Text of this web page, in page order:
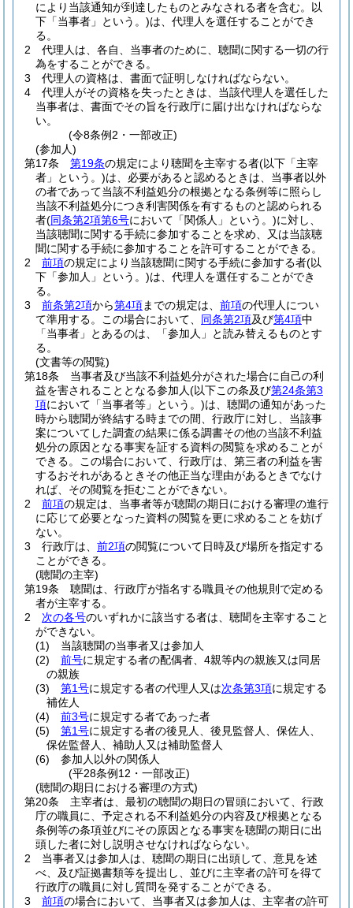
により当該通知が到達したものとみなされる者を含む。以
下「当事者」という。)は、代理人を選任することができ
る。
2
代理人は、各自、当事者のために、聴聞に関する一切の行
為をすることができる。
3
代理人の資格は、書面で証明しなければならない。
4
代理人がその資格を失ったときは、当該代理人を選任した
当事者は、書面でその旨を行政庁に届け出なければならな
い。
(令8条例2・一部改正)
(参加人)
第17条
第19条の規定により聴聞を主宰する者(以下「主宰
者」という。)は、必要があると認めるときは、当事者以外
の者であって当該不利益処分の根拠となる条例等に照らし
当該不利益処分につき利害関係を有するものと認められる
者(同条第2項第6号において「関係人」という。)に対し、
当該聴聞に関する手続に参加することを求め、又は当該聴
聞に関する手続に参加することを許可することができる。
2
前項の規定により当該聴聞に関する手続に参加する者(以
下「参加人」という。)は、代理人を選任することができ
る。
3
前条第2項から第4項までの規定は、 前項の代理人につい
て準用する。
この場合において、 同条第2項及び第4項中
「当事者」とあるのは、「参加人」と読み替えるものとす
る。
(文書等の閲覧)
第18条
当事者及び当該不利益処分がされた場合に自己の利
益を害されることとなる参加人(以下この条及び第24条第3
項において「当事者等」という。)は、聴聞の通知があった
時から聴聞が終結する時までの間、行政庁に対し、当該事
案についてした調査の結果に係る調書その他の当該不利益
処分の原因となる事実を証する資料の閲覧を求めることが
できる。
この場合において、行政庁は、第三者の利益を害
するおそれがあるときその他正当な理由があるときでなけ
れば、その閲覧を拒むことができない。
2
前項の規定は、当事者等が聴聞の期日における審理の進行
に応じて必要となった資料の閲覧を更に求めることを妨げ
ない。
3
行政庁は、 前2項の閲覧について日時及び場所を指定する
ことができる。
(聴聞の主宰)
第19条
聴聞は、行政庁が指名する職員その他規則で定める
者が主宰する。
2
次の各号のいずれかに該当する者は、聴聞を主宰すること
ができない。
(1)
当該聴聞の当事者又は参加人
(2)
前号に規定する者の配偶者、4親等内の親族又は同居
の親族
(3)
第1号に規定する者の代理人又は次条第3項に規定する
補佐人
(4)
前3号に規定する者であった者
(5)
第1号に規定する者の後見人、後見監督人、保佐人、
保佐監督人、補助人又は補助監督人
(6)
参加人以外の関係人
(平28条例12・一部改正)
(聴聞の期日における審理の方式)
第20条
主宰者は、最初の聴聞の期日の冒頭において、行政
庁の職員に、予定される不利益処分の内容及び根拠となる
条例等の条項並びにその原因となる事実を聴聞の期日に出
頭した者に対し説明させなければならない。
2
当事者又は参加人は、聴聞の期日に出頭して、意見を述
べ、及び証拠書類等を提出し、並びに主宰者の許可を得て
行政庁の職員に対し質問を発することができる。
3
前項の場合において、当事者又は参加人は、主宰者の許可